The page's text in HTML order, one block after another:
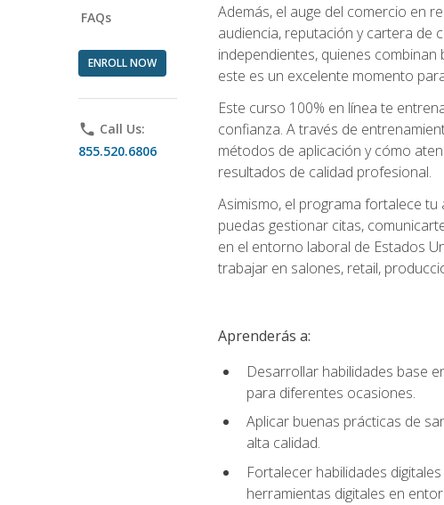
FAQs
ENROLL NOW
phone Call Us:
855.520.6806
Además, el auge del comercio en
audiencia, reputación y cartera de
independientes, quienes
este es un excelente momento
Este curso 100% en línea te
confianza. A través de
métodos de aplicación y cómo
resultados de calidad profesional.
Asimismo, el programa fortalece
puedas gestionar citas,
en el entorno laboral de Estados
trabajar en salones, retail,
Aprenderás a:
Desarrollar habilidades base
para diferentes ocasiones.
Aplicar buenas prácticas de
alta calidad.
Fortalecer habilidades
herramientas digitales en